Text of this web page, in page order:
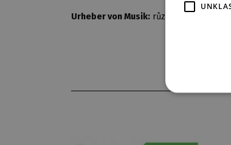
Urheber von Musik: různí